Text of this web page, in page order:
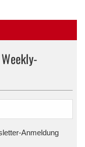
Anmeldung